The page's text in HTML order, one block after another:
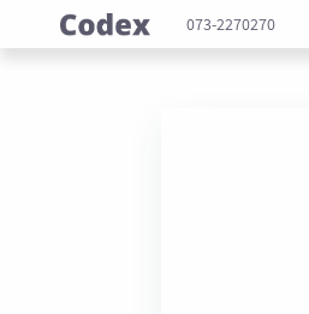
073-2270270